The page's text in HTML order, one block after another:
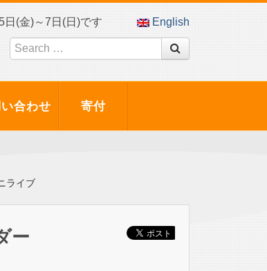
(金)～7日(日)です English
合わせ 寄付
ライブ
ー